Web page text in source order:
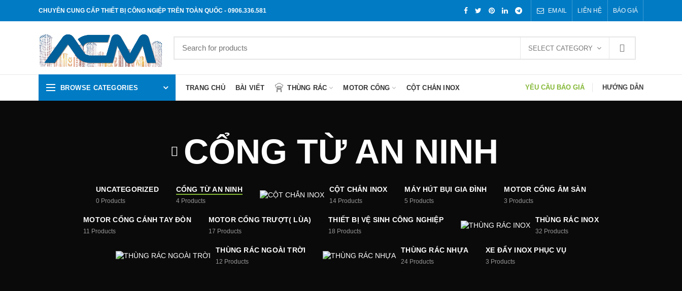
CHUYÊN CUNG CẤP THIẾT BỊ CÔNG NGIỆP TRÊN TOÀN QUỐC - 0906.336.581 EMAIL LIÊN HỆ BÁO GIÁ
SELECT CATEGORY
BROWSE CATEGORIES TRANG CHỦ BÀI VIẾT THÙNG RÁC MOTOR CỔNG CỘT CHẮN INOX YÊU CẦU BÁO GIÁ HƯỚNG DẪN
CỔNG TỪ AN NINH
UNCATEGORIZED
0 Products
CỔNG TỪ AN NINH
4 Products
CỘT CHẮN INOX
14 Products
MÁY HÚT BỤI GIA ĐÌNH
5 Products
MOTOR CỔNG ÂM SÀN
3 Products
MOTOR CỔNG CÁNH TAY ĐÒN
11 Products
MOTOR CỔNG TRƯỢT( LÙA)
17 Products
THIẾT BỊ VỆ SINH CÔNG NGHIỆP
18 Products
THÙNG RÁC INOX
32 Products
THÙNG RÁC NGOÀI TRỜI
12 Products
THÙNG RÁC NHỰA
24 Products
XE ĐẨY INOX PHỤC VỤ
3 Products